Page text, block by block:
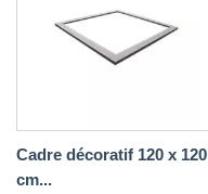
Cadre décoratif 120 x 120
cm...